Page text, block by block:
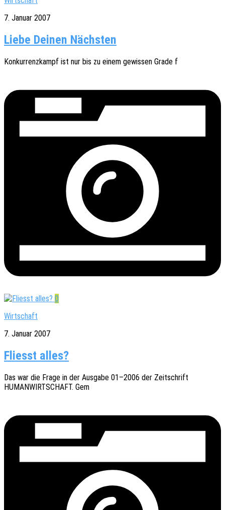
7. Januar 2007
Liebe Deinen Nächsten
Konkur­renz­kampf ist nur bis zu einem gewis­sen Grade f
0
Wirtschaft
7. Januar 2007
Fliesst alles?
Das war die Frage in der Ausga­be 01–2006 der Zeit­schrift
HUMANWIRTSCHAFT. Gem